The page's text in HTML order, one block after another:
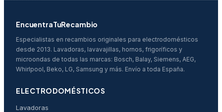
EncuentraTuRecambio
Especialistas en recambios originales para electrodomésticos
desde 2013. Lavadoras, lavavajillas, hornos, frigoríficos y
microondas de todas las marcas: Bosch, Balay, Siemens, AEG,
Whirlpool, Beko, LG, Samsung y más. Envío a toda España.
ELECTRODOMÉSTICOS
Lavadoras